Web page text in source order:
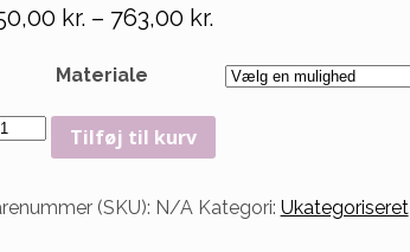
kr.– 763,00 kr.
Materiale
Tilføj til kurv
(SKU): N/A Kategori: Ukategoriseret